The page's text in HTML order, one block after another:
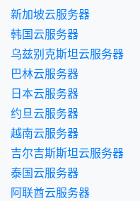
新加坡云服务器
韩国云服务器
乌兹别克斯坦云服务器
巴林云服务器
日本云服务器
约旦云服务器
越南云服务器
吉尔吉斯斯坦云服务器
泰国云服务器
阿联酋云服务器